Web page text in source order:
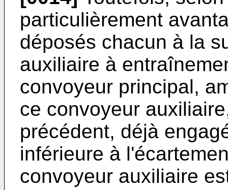
particulièrement
déposés chacun à la
auxiliaire à
convoyeur principal,
ce convoyeur
précédent, déjà
inférieure à
convoyeur auxiliaire